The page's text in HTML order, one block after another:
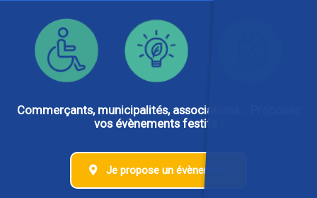
Commerçants, municipalités, associations... Proposez
vos évènements festifs !
Je propose un évènement